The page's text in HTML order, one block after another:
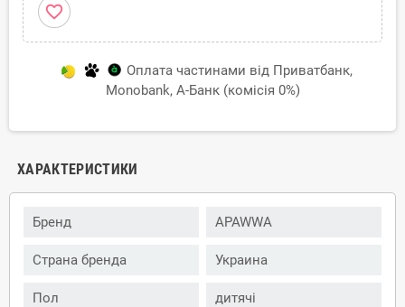
favorite_border
Оплата частинами від Приватбанк,
Monobank, А-Банк (комісія 0%)
ХАРАКТЕРИСТИКИ
Бренд APAWWA
Страна бренда Украина
Пол дитячі